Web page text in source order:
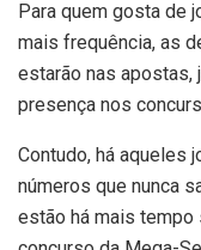
Para quem gosta de
mais frequência, as
estarão nas apostas,
presença nos
Contudo, há aqueles
números que nunca
estão há mais tempo